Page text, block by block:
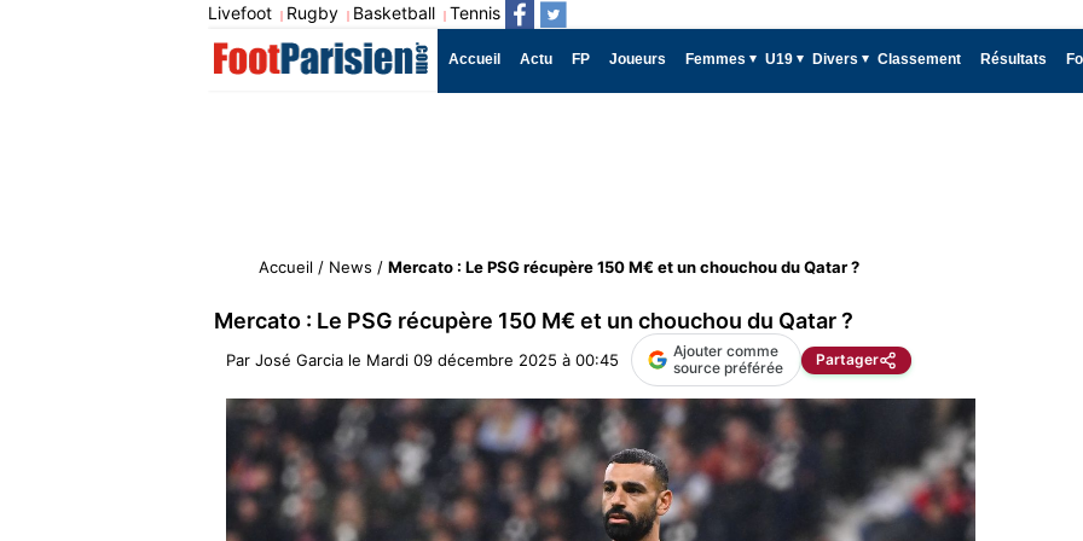
Livefoot | Rugby | Basketball | Tennis
Accueil Actu FP Joueurs Femmes U19 Divers Classement Résultats
Accueil / News / Mercato : Le PSG récupère 150 M€ et un chouchou du Qatar ?
Mercato : Le PSG récupère 150 M€ et un chouchou du Qatar ?
Par José Garcia le Mardi 09 décembre 2025 à 00:45
Ajouter comme
source préférée
Partager